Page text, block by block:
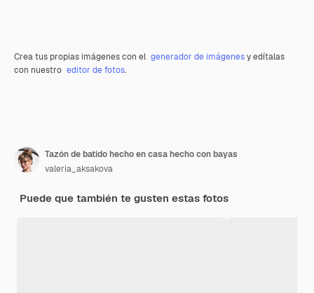
Crea tus propias imágenes con el generador de imágenesy edítalas
con nuestro editor de fotos.
Tazón de batido hecho en casa hecho con bayas
valeria_aksakova
Puede que también te gusten estas fotos